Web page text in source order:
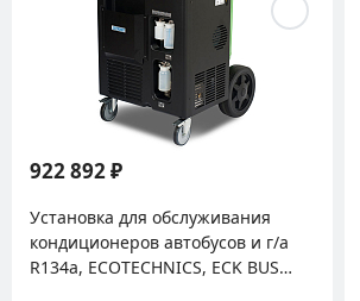
922 892 ₽
Установка для обслуживания
кондиционеров автобусов и г/а
R134a, ECOTECHNICS, ECK BUS